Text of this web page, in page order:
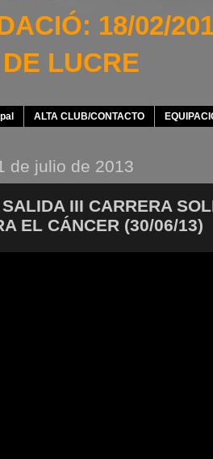
18/02/
LUCRE
ALTA CLUB/CONTACTO
de julio de 2013
III CARRERA
EL CÁNCER (30/06/13)